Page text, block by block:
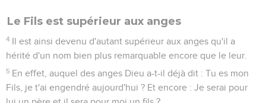
Le Fils est supérieur aux anges
4 Il est ainsi devenu d'autant supérieur aux anges qu'il a
hérité d'un nom bien plus remarquable encore que le leur.
5 En effet, auquel des anges Dieu a-t-il déjà dit : Tu es mon
Fils, je t'ai engendré aujourd'hui ? Et encore : Je serai pour